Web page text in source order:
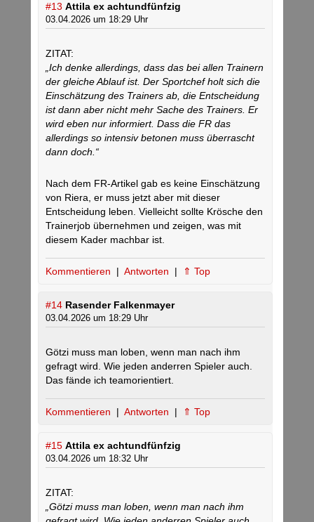
#13 Attila ex achtundfünfzig
03.04.2026 um 18:29 Uhr
ZITAT:
„Ich denke allerdings, dass das bei allen Trainern
der gleiche Ablauf ist. Der Sportchef holt sich die
Einschätzung des Trainers ab, die Entscheidung
ist dann aber nicht mehr Sache des Trainers. Er
wird eben nur informiert. Dass die FR das
allerdings so intensiv betonen muss überrascht
dann doch.“
Nach dem FR-Artikel gab es keine Einschätzung
von Riera, er muss jetzt aber mit dieser
Entscheidung leben. Vielleicht sollte Krösche den
Trainerjob übernehmen und zeigen, was mit
diesem Kader machbar ist.
Kommentieren | Antworten | ⇑ Top
#14 Rasender Falkenmayer
03.04.2026 um 18:29 Uhr
Götzi muss man loben, wenn man nach ihm
gefragt wird. Wie jeden anderren Spieler auch.
Das fände ich teamorientiert.
Kommentieren | Antworten | ⇑ Top
#15 Attila ex achtundfünfzig
03.04.2026 um 18:32 Uhr
ZITAT:
„Götzi muss man loben, wenn man nach ihm